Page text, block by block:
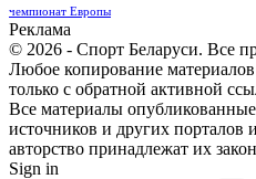
чемпионат Европы
Реклама
© 2026 - Спорт Беларуси. Все
Любое копирование материалов
только с обратной активной
Все материалы
источников и других порталов
авторство принадлежат их
Sign in